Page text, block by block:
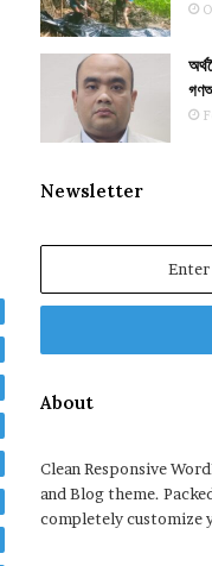
Newsletter
Email
About
Clean Responsive
and Blog theme.
completely customize